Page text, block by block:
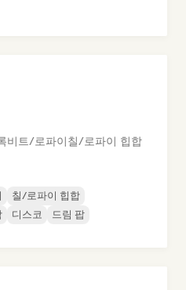
비트/로파이칠/로파이 힙합
칠/로파이 힙합
디스코
드림 팝